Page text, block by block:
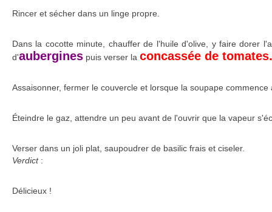
Rincer et sécher dans un linge propre.
Dans la cocotte minute, chauffer de l'huile d'olive, y faire dorer
d'aubergines puis verser la concassée de tomates.
Assaisonner, fermer le couvercle et lorsque la soupape
Éteindre le gaz, attendre un peu avant de l'ouvrir que la vapeur
Verser dans un joli plat, saupoudrer de basilic frais et ciseler.
Verdict :
Délicieux !